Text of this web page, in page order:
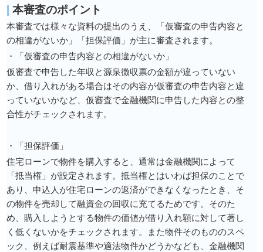
| 本審査のポイント
本審査では様々な資料の提出のうえ、「仮審査の申告内容と
の相違がないか」「担保評価」が主に審査されます。
・「仮審査の申告内容との相違がないか」
仮審査で申告した年収と源泉徴収票の金額が違っていない
か、借り入れがある場合はその内容が仮審査の申告内容と違
っていないかなど、仮審査で金融機関に申告した内容との整
合性がチェックされます。
・「担保評価」
住宅ローンで物件を購入すると、通常は金融機関によって
「抵当権」が設定されます。抵当権とはいわば担保のことで
あり、申込人が住宅ローンの返済ができなくなったとき、そ
の物件を売却して融資金の回収に充てるためです。そのた
め、購入しようとする物件の価値が借り入れ額に対して著し
く低くないかをチェックされます。また物件そのもののスペ
ック、例えば耐震基準や適法物件かどうかなども、金融機関